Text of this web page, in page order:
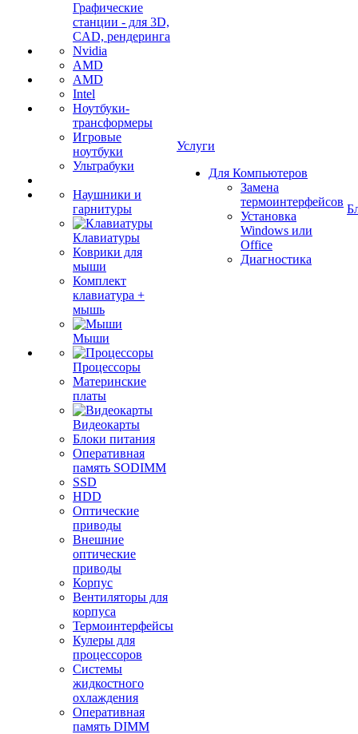
Графические
станции - для 3D,
CAD, рендеринга
Nvidia
AMD
AMD
Intel
Ноутбуки-
трансформеры
Игровые
ноутбуки
Ультрабуки
Наушники и
гарнитуры
Клавиатуры
Коврики для
мыши
Комплект
клавиатура +
мышь
Мыши
Процессоры
Материнские
платы
Видеокарты
Блоки питания
Оперативная
память SODIMM
SSD
HDD
Оптические
приводы
Внешние
оптические
приводы
Корпус
Вентиляторы для
корпуса
Термоинтерфейсы
Кулеры для
процессоров
Системы
жидкостного
охлаждения
Оперативная
память DIMM
Услуги
Для Компьютеров
Замена
термоинтерфейсов
Установка
Windows или
Office
Диагностика